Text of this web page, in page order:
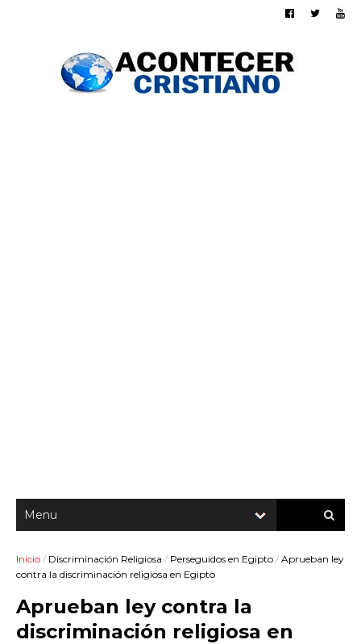
Inicio / Discriminación Religiosa / Perseguidos en Egipto / Aprueban ley
contra la discriminación religiosa en Egipto
Aprueban ley contra la
discriminación religiosa en